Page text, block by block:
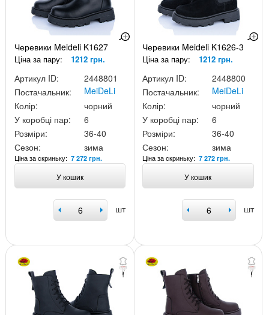
Черевики Meideli K1627
Ціна за пару: 1212 грн.
Артикул ID:
2448801
Постачальник:
MeiDeLi
Колір:
чорний
У коробці пар:
6
Розміри:
36-40
Сезон:
зима
Ціна за скриньку: 7 272 грн.
У кошик
шт
Черевики Meideli K1626-3
Ціна за пару: 1212 грн.
Артикул ID:
2448800
Постачальник:
MeiDeLi
Колір:
чорний
У коробці пар:
6
Розміри:
36-40
Сезон:
зима
Ціна за скриньку:7 272 грн.
У кошик
шт